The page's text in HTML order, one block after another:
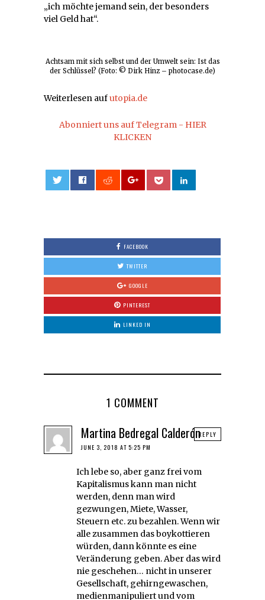
„ich möchte jemand sein, der besonders
viel Geld hat“.
Achtsam mit sich selbst und der Umwelt sein: Ist das
der Schlüssel? (Foto: © Dirk Hinz – photocase.de)
Weiterlesen aufutopia.de
Abonniert uns auf Telegram - HIER
KLICKEN
FACEBOOK
TWITTER
GOOGLE
PINTEREST
LINKED IN
1 COMMENT
Martina Bedregal Calderón
JUNE 3, 2018 AT 5:25 PM
Ich lebe so, aber ganz frei vom
Kapitalismus kann man nicht
werden, denn man wird
gezwungen, Miete, Wasser,
Steuern etc. zu bezahlen. Wenn wir
alle zusammen das boykottieren
würden, dann könnte es eine
Veränderung geben. Aber das wird
nie geschehen… nicht in unserer
Gesellschaft, gehirngewaschen,
medienmanipuliert und vom
REPLY